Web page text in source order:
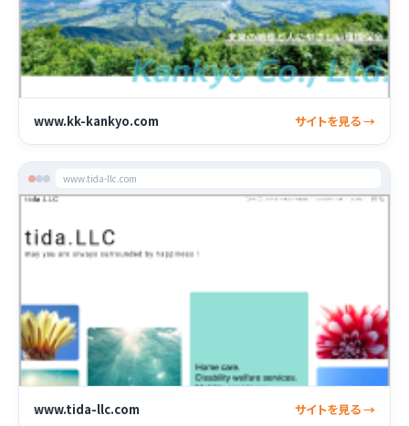
www.kk-kankyo.com サイトを見る →
www.tida-llc.com
www.tida-llc.com サイトを見る →